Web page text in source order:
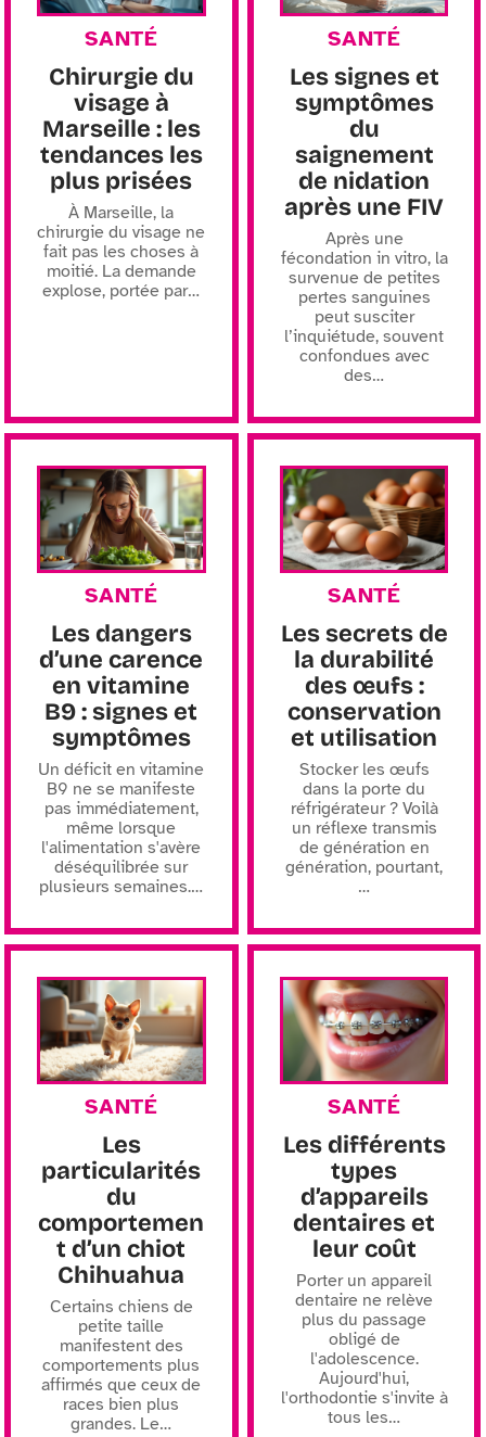
SANTÉ
Chirurgie du
visage à
Marseille : les
tendances les
plus prisées
À Marseille, la
chirurgie du visage ne
fait pas les choses à
moitié. La demande
explose, portée par…
SANTÉ
Les signes et
symptômes
du
saignement
de nidation
après une FIV
Après une
fécondation in vitro, la
survenue de petites
pertes sanguines
peut susciter
l’inquiétude, souvent
confondues avec
des…
SANTÉ
Les dangers
d’une carence
en vitamine
B9 : signes et
symptômes
Un déficit en vitamine
B9 ne se manifeste
pas immédiatement,
même lorsque
l'alimentation s'avère
déséquilibrée sur
plusieurs semaines.…
SANTÉ
Les secrets de
la durabilité
des œufs :
conservation
et utilisation
Stocker les œufs
dans la porte du
réfrigérateur ? Voilà
un réflexe transmis
de génération en
génération, pourtant,
…
SANTÉ
Les
particularités
du
comportemen
t d’un chiot
Chihuahua
Certains chiens de
petite taille
manifestent des
comportements plus
affirmés que ceux de
races bien plus
grandes. Le…
SANTÉ
Les différents
types
d’appareils
dentaires et
leur coût
Porter un appareil
dentaire ne relève
plus du passage
obligé de
l'adolescence.
Aujourd'hui,
l'orthodontie s'invite à
tous les…